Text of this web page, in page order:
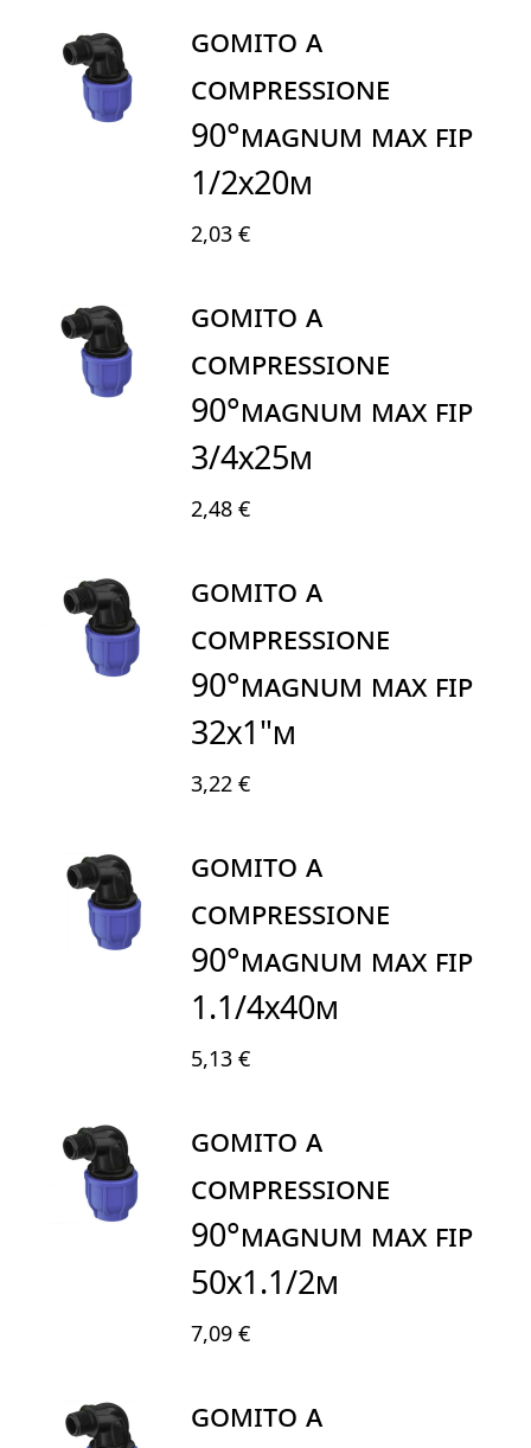
GOMITO A
COMPRESSIONE
90°MAGNUM MAX FIP
1/2X20M
2,03 €
GOMITO A
COMPRESSIONE
90°MAGNUM MAX FIP
3/4X25M
2,48 €
GOMITO A
COMPRESSIONE
90°MAGNUM MAX FIP
32X1"M
3,22 €
GOMITO A
COMPRESSIONE
90°MAGNUM MAX FIP
1.1/4X40M
5,13 €
GOMITO A
COMPRESSIONE
90°MAGNUM MAX FIP
50X1.1/2M
7,09 €
GOMITO A